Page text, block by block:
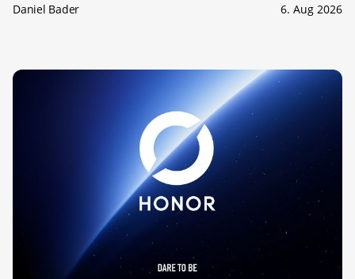
Daniel Bader 6. Aug 2026